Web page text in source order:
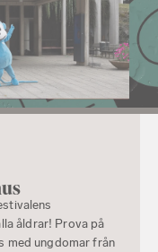
åldrar! Prova på
med ungdomar från